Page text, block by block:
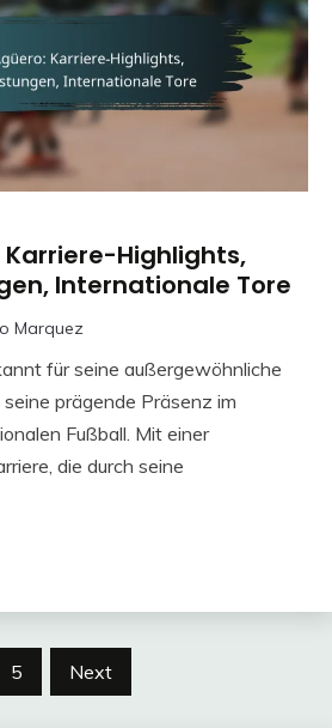
Karriere-Highlights,
Internationale Tore
Marquez
für seine außergewöhnliche
prägende Präsenz im
Fußball. Mit einer
die durch seine
5 Next